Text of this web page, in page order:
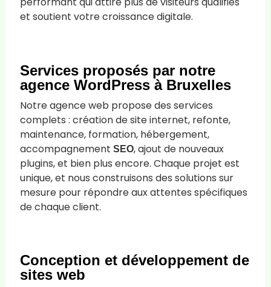
et soutient votre croissance digitale.
Services proposés par notre
agence WordPress à Bruxelles
Notre agence web propose des services
complets : création de site internet, refonte,
maintenance, formation, hébergement,
accompagnement SEO, ajout de nouveaux
plugins, et bien plus encore. Chaque projet est
unique, et nous construisons des solutions sur
mesure pour répondre aux attentes spécifiques
de chaque client.
Conception et développement de
sites web